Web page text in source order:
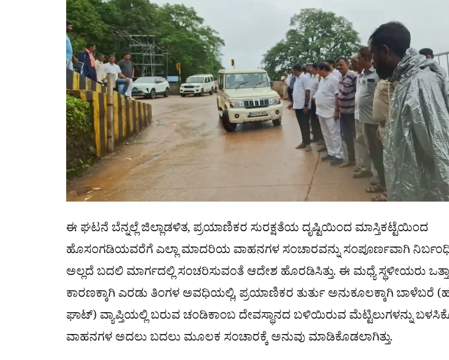
ಈ ಘಟನೆ ಬೆನ್ನಲ್ಲೆ ಜಿಲ್ಲಾಡಳಿತ, ಪ್ರಯಾಣಿಕರ ಸುರಕ್ಷತೆಯ ದೃಷ್ಟಿಯಿಂದ ಮಾಸ್ತಿಕಟ್ಟೆಯಿಂದ
ಹೊಸಂಗಡಿಯವರೆಗೆ ಎಲ್ಲಾ ಮಾದರಿಯ ವಾಹನಗಳ ಸಂಚಾರವನ್ನು ಸಂಪೂರ್ಣವಾಗಿ
ಅಲ್ಲದೆ ಬದಲಿ ಮಾರ್ಗದಲ್ಲಿ ಸಂಚರಿಸುವಂತೆ ಆದೇಶ ಹೊರಡಿಸಿತ್ತು. ಈ ಮಧ್ಯೆ ಸ್ಥಳೀಯರು
ಕಾರಣಕ್ಕಾಗಿ ಎರಡು ತಿಂಗಳ ಅವಧಿಯಲ್ಲಿ, ಪ್ರಯಾಣಿಕರ ತುರ್ತು ಅನುಕೂಲಕ್ಕಾಗಿ ಬಾಳೆಬರೆ
ಘಾಟ್) ವ್ಯಾಪ್ತಿಯಲ್ಲಿ ಬರುವ ಚಂಡಿಕಾಂಬ ದೇವಸ್ಥಾನದ ಬಳಿಯಿರುವ ಮೆಟ್ಟಿಲುಗಳನ್ನು
ವಾಹನಗಳ ಅದಲು ಬದಲು ಮೂಲಕ ಸಂಚಾರಕ್ಕೆ ಅನುವು ಮಾಡಿಕೊಡಲಾಗಿತ್ತು.